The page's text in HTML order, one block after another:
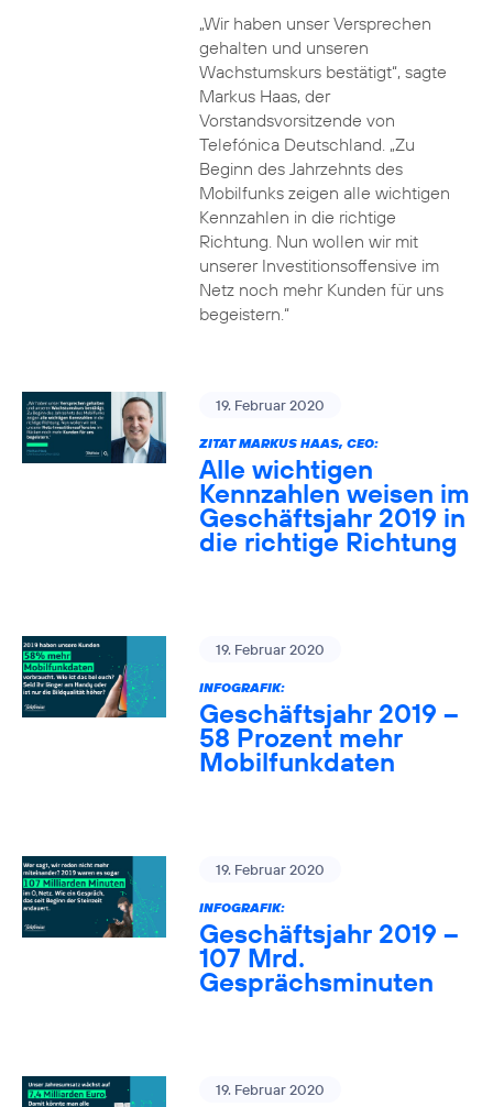
„Wir haben unser Versprechen
gehalten und unseren
Wachstumskurs bestätigt“, sagte
Markus Haas, der
Vorstandsvorsitzende von
Telefónica Deutschland. „Zu
Beginn des Jahrzehnts des
Mobilfunks zeigen alle wichtigen
Kennzahlen in die richtige
Richtung. Nun wollen wir mit
unserer Investitionsoffensive im
Netz noch mehr Kunden für uns
begeistern.“
19. Februar 2020
ZITAT MARKUS HAAS, CEO:
Alle wichtigen
Kennzahlen weisen im
Geschäftsjahr 2019 in
die richtige Richtung
19. Februar 2020
INFOGRAFIK:
Geschäftsjahr 2019 –
58 Prozent mehr
Mobilfunkdaten
19. Februar 2020
INFOGRAFIK:
Geschäftsjahr 2019 –
107 Mrd.
Gesprächsminuten
19. Februar 2020